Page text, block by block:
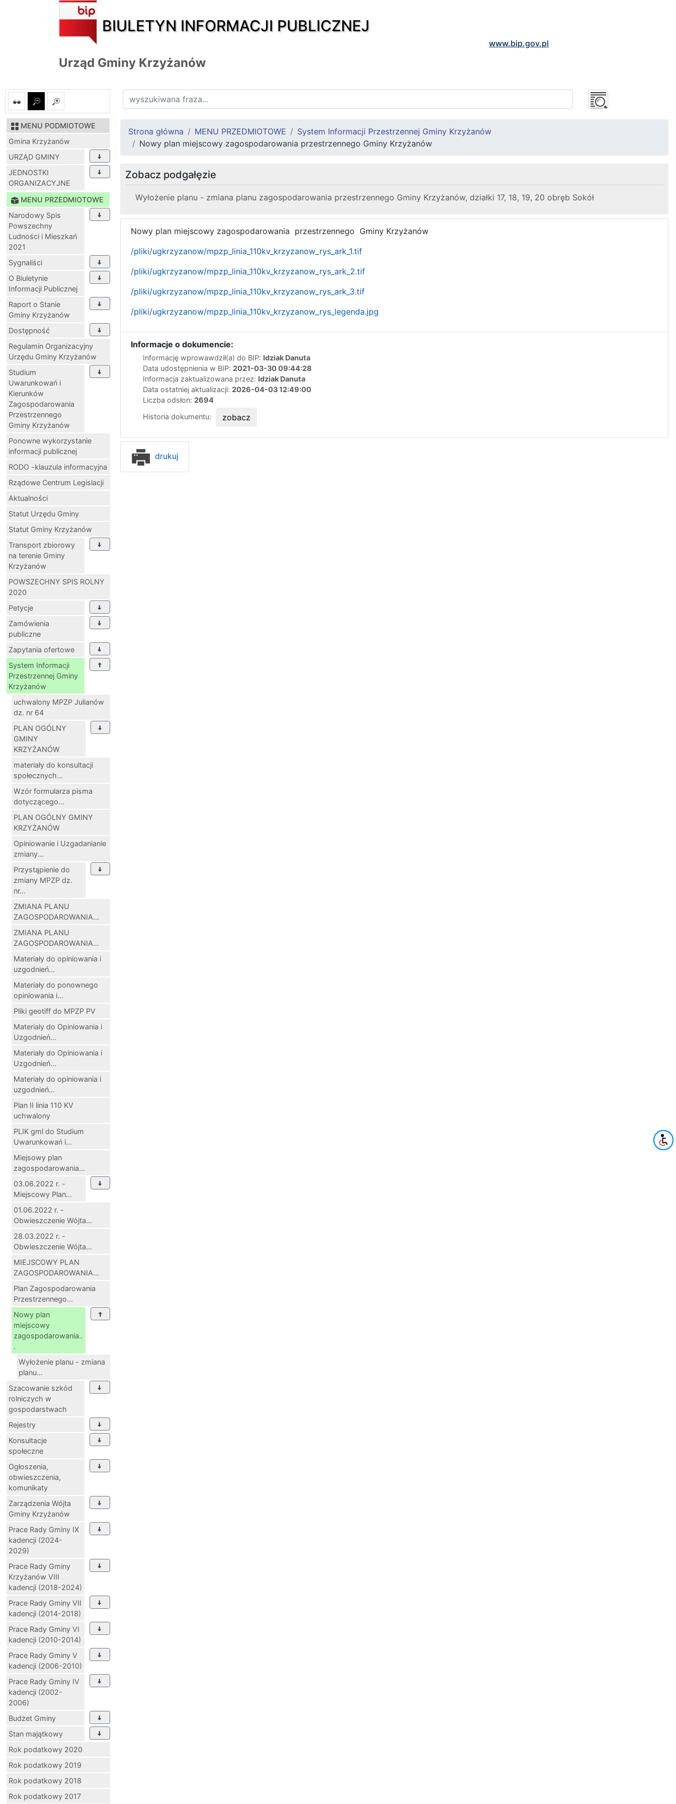
BIULETYN INFORMACJI PUBLICZNEJ
www.bip.gov.pl
Urząd Gminy Krzyżanów
MENU PODMIOTOWE
Gmina Krzyżanów
URZĄD GMINY
JEDNOSTKI
ORGANIZACYJNE
MENU PRZEDMIOTOWE
Narodowy Spis
Powszechny
Ludności i Mieszkań
2021
Sygnaliści
O Biuletynie
Informacji Publicznej
Raport o Stanie
Gminy Krzyżanów
Dostępność
Regulamin Organizacyjny
Urzędu Gminy Krzyżanów
Studium
Uwarunkowań i
Kierunków
Zagospodarowania
Przestrzennego
Gminy Krzyżanów
Ponowne wykorzystanie
informacji publicznej
RODO -klauzula informacyjna
Rządowe Centrum Legislacji
Aktualności
Statut Urzędu Gminy
Statut Gminy Krzyżanów
Transport zbiorowy
na terenie Gminy
Krzyżanów
POWSZECHNY SPIS ROLNY
2020
Petycje
Zamówienia
publiczne
Zapytania ofertowe
System Informacji
Przestrzennej Gminy
Krzyżanów
uchwalony MPZP Julianów
dz. nr 64
PLAN OGÓLNY
GMINY
KRZYŻANÓW
materiały do konsultacji
społecznych...
Wzór formularza pisma
dotyczącego...
PLAN OGÓLNY GMINY
KRZYŻANÓW
Opiniowanie i Uzgadanianie
zmiany...
Przystąpienie do
zmiany MPZP dz.
nr...
ZMIANA PLANU
ZAGOSPODAROWANIA...
ZMIANA PLANU
ZAGOSPODAROWANIA...
Materiały do opiniowania i
uzgodnień...
Materiały do ponownego
opiniowania i...
Pliki geotiff do MPZP PV
Materialy do Opiniowania i
Uzgodnień...
Materiały do Opiniowania i
Uzgodnień...
Materiały do opiniowania i
uzgodnień...
Plan II linia 110 KV
uchwalony
PLIK gml do Studium
Uwarunkowań i...
Miejsowy plan
zagospodarowania...
03.06.2022 r. -
Miejscowy Plan...
01.06.2022 r. -
Obwieszczenie Wójta...
28.03.2022 r. -
Obwieszczenie Wójta...
MIEJSCOWY PLAN
ZAGOSPODAROWANIA...
Plan Zagospodarowania
Przestrzennego...
Nowy plan
miejscowy
zagospodarowania..
.
Wyłożenie planu - zmiana
planu...
Szacowanie szkód
rolniczych w
gospodarstwach
Rejestry
Konsultacje
społeczne
Ogłoszenia,
obwieszczenia,
komunikaty
Zarządzenia Wójta
Gminy Krzyżanów
Prace Rady Gminy IX
kadencji (2024-
2029)
Prace Rady Gminy
Krzyżanów VIII
kadencji (2018-2024)
Prace Rady Gminy VII
kadencji (2014-2018)
Prace Rady Gminy VI
kadencji (2010-2014)
Prace Rady Gminy V
kadencji (2006-2010)
Prace Rady Gminy IV
kadencji (2002-
2006)
Budżet Gminy
Stan majątkowy
Rok podatkowy 2020
Rok podatkowy 2019
Rok podatkowy 2018
Rok podatkowy 2017
Strona główna MENU PRZEDMIOTOWE
System Informacji Przestrzennej Gminy Krzyżanów
Nowy plan miejscowy zagospodarowania przestrzennego Gminy Krzyżanów
Zobacz podgałęzie
Wyłożenie planu - zmiana planu zagospodarowania przestrzennego Gminy Krzyżanów, działki 17, 18, 19, 20 obręb Sokół
Nowy plan miejscowy zagospodarowania przestrzennego Gminy Krzyżanów
/pliki/ugkrzyzanow/mpzp_linia_110kv_krzyzanow_rys_ark_1.tif
/pliki/ugkrzyzanow/mpzp_linia_110kv_krzyzanow_rys_ark_2.tif
/pliki/ugkrzyzanow/mpzp_linia_110kv_krzyzanow_rys_ark_3.tif
/pliki/ugkrzyzanow/mpzp_linia_110kv_krzyzanow_rys_legenda.jpg
Informacje o dokumencie:
Informację wprowawdził(a) do BIP: Idziak Danuta
Data udostępnienia w BIP: 2021-03-30 09:44:28
Informacja zaktualizowana przez: Idziak Danuta
Data ostatniej aktualizacji: 2026-04-03 12:49:00
Liczba odsłon: 2694
Historia dokumentu:
zobacz
drukuj